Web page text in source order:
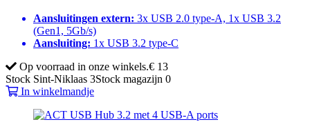
Aansluitingen extern: 3x USB 2.0 type-A, 1x USB 3.2
(Gen1, 5Gb/s)
Aansluiting: 1x USB 3.2 type-C
Op voorraad in onze winkels.€ 13
Stock Sint-Niklaas 3Stock magazijn 0
In winkelmandje